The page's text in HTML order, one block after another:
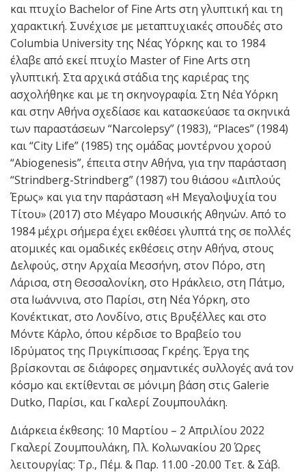
και πτυχίο Bachelor of Fine Arts στη γλυπτική και τη
χαρακτική. Συνέχισε με μεταπτυχιακές σπουδές στο
Columbia University της Νέας Υόρκης και το 1984
έλαβε από εκεί πτυχίο Master of Fine Arts στη
γλυπτική. Στα αρχικά στάδια της καριέρας της
ασχολήθηκε και με τη σκηνογραφία. Στη Νέα Υόρκη
και στην Αθήνα σχεδίασε και κατασκεύασε τα σκηνικά
των παραστάσεων “Narcolepsy” (1983), “Places” (1984)
και “City Life” (1985) της ομάδας μοντέρνου χορού
“Abiogenesis”, έπειτα στην Αθήνα, για την παράσταση
“Strindberg-Strindberg” (1987) του θιάσου «Διπλούς
Έρως» και για την παράσταση «Η Μεγαλοψυχία του
Τίτου» (2017) στο Μέγαρο Μουσικής Αθηνών. Από το
1984 μέχρι σήμερα έχει εκθέσει γλυπτά της σε πολλές
ατομικές και ομαδικές εκθέσεις στην Αθήνα, στους
Δελφούς, στην Αρχαία Μεσσήνη, στον Πόρο, στη
Λάρισα, στη Θεσσαλονίκη, στο Ηράκλειο, στη Πάτμο,
στα Ιωάννινα, στο Παρίσι, στη Νέα Υόρκη, στο
Κονέκτικατ, στο Λονδίνο, στις Βρυξέλλες και στο
Μόντε Κάρλο, όπου κέρδισε το Βραβείο του
Ιδρύματος της Πριγκίπισσας Γκρέης. Έργα της
βρίσκονται σε διάφορες σημαντικές συλλογές ανά τον
κόσμο και εκτίθενται σε μόνιμη βάση στις Galerie
Dutko, Παρίσι, και Γκαλερί Ζουμπουλάκη.
Διάρκεια έκθεσης: 10 Μαρτίου – 2 Απριλίου 2022
Γκαλερί Ζουμπουλάκη, Πλ. Κολωνακίου 20 Ώρες
λειτουργίας: Τρ., Πέμ. & Παρ. 11.00 -20.00 Τετ. & Σάβ.